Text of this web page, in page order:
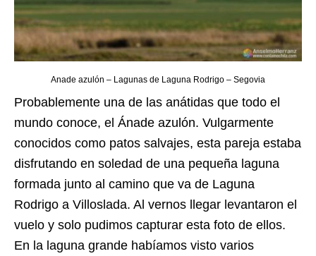
Anade azulón – Lagunas de Laguna Rodrigo – Segovia
Probablemente una de las anátidas que todo el
mundo conoce, el Ánade azulón. Vulgarmente
conocidos como patos salvajes, esta pareja estaba
disfrutando en soledad de una pequeña laguna
formada junto al camino que va de Laguna
Rodrigo a Villoslada. Al vernos llegar levantaron el
vuelo y solo pudimos capturar esta foto de ellos.
En la laguna grande habíamos visto varios